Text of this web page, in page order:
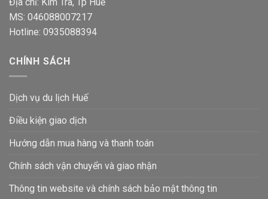
Địa chỉ: Kim Trà, Tp Huế
MS: 046088007217
Hotline: 0935088394
CHÍNH SÁCH
Dịch vụ du lịch Huế
Điều kiện giao dịch
Hướng dẫn mua hàng và thanh toán
Chính sách vận chuyển và giao nhận
Thông tin website và chính sách bảo mật thông tin